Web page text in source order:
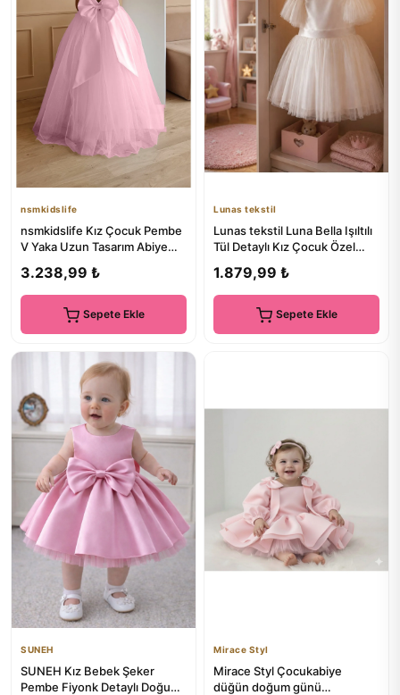
nsmkidslife
nsmkidslife Kız Çocuk Pembe
V Yaka Uzun Tasarım Abiye
3.238,99 ₺
Sepete Ekle
Lunas tekstil
Lunas tekstil Luna Bella Işıltılı
Tül Detaylı Kız Çocuk Özel
1.879,99 ₺
Sepete Ekle
SUNEH
SUNEH Kız Bebek Şeker
Pembe Fiyonk Detaylı Doğum
Mirace Styl
Mirace Styl Çocukabiye
düğün doğum günü